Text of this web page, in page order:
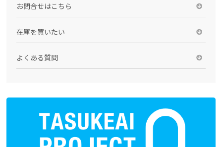
お問合せはこちら
在庫を買いたい
よくある質問